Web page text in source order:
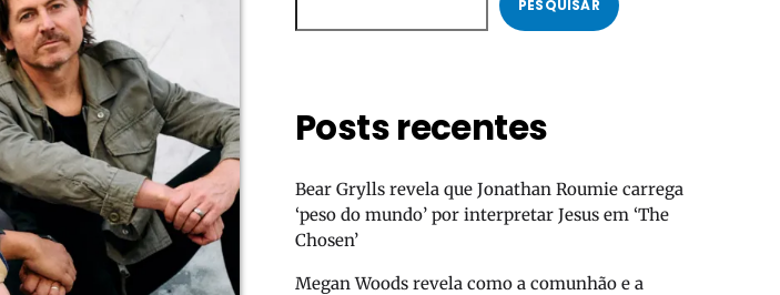
PESQUISAR
Posts recentes
Bear Grylls revela que Jonathan Roumie carrega
‘peso do mundo’ por interpretar Jesus em ‘The
Chosen’
Megan Woods revela como a comunhão e a